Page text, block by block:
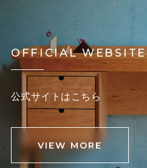
OFFICIAL WEBSITE
公式サイトはこちら
VIEW MORE